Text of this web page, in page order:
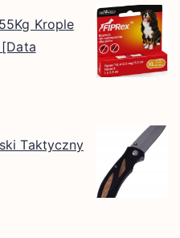
Krople
[Data
Taktyczny